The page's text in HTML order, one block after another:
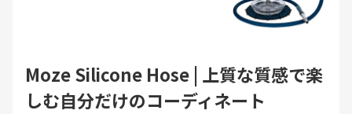
Moze Silicone Hose | 上質な質感で楽
しむ自分だけのコーディネート